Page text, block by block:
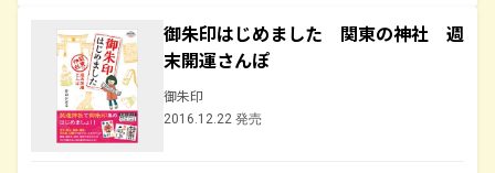
御朱印はじめました 関東の神社 週
末開運さんぽ
御朱印
2016.12.22 発売